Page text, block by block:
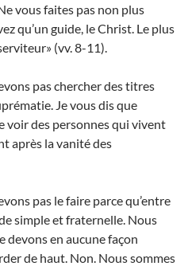
vous faites pas non plus
qu’un guide, le Christ. Le plus
(vv. 8-11).
pas chercher des titres
Je vous dis que
voir des personnes qui vivent
après la vanité des
pas le faire parce qu’entre
simple et fraternelle. Nous
devons en aucune façon
de haut. Non. Nous sommes